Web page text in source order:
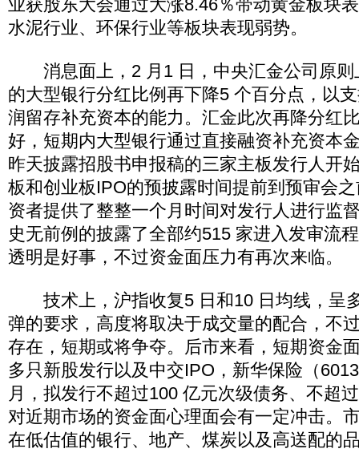
业获股东大会通过大涨8.46％带动黄金板块
水泥行业、环保行业等板块表现弱势。
消息面上，2 月1 日，中央汇金公司原则
的大型银行分红比例再下降5 个百分点，以
润留存补充资本的能力。汇金此次再降分红
好，短期内大型银行通过直接融资补充资本
昨天披露招股书申报稿的三家主板发行人开
板和创业板IPO的预披露时间提前到预审会
资者提供了整整一个月时间对发行人进行监
史无前例的披露了全部约515 家进入发审流
透明是好事，不过资金面压力有再次来临。
技术上，沪指收复5 日和10 日均线，呈
弹的要求，高度将取决于成交量的配合，不
存在，短期或将争夺。后市来看，短期资金
多只新股发行以及中交IPO，新华保险（
月，拟发行不超过100 亿元次级债务、不超
对近期市场的资金面心理面会有一定冲击。
在低估值的银行、地产、煤炭以及高送配的